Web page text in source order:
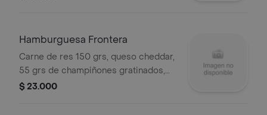
Hamburguesa Frontera
Carne de res 150 grs, queso cheddar,
55 grs de champiñones gratinados,
30 grs de costillitas y salsa bbq.
$ 23.000